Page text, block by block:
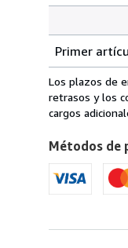
de
envío
de
Reino
a
Estados
Unidos
de
pedido
Primer
Los plazos de
retrasos y los
cargos
Métodos de